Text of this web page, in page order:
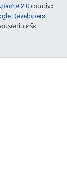
2.0เว้นแต่จะ
Developers
บริษัทในเครือ